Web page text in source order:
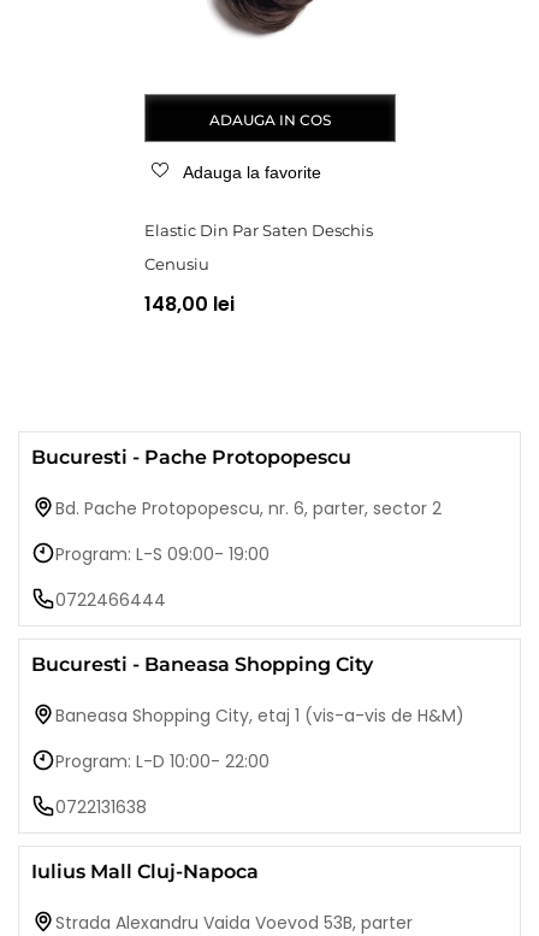
ADAUGA IN COS
Adauga la favorite
Elastic Din Par Saten Deschis
Cenusiu
148,00 lei
Bucuresti - Pache Protopopescu
Bd. Pache Protopopescu, nr. 6, parter, sector 2
Program: L-S 09:00- 19:00
0722466444
Bucuresti - Baneasa Shopping City
Baneasa Shopping City, etaj 1 (vis-a-vis de H&M)
Program: L-D 10:00- 22:00
0722131638
Iulius Mall Cluj-Napoca
Strada Alexandru Vaida Voevod 53B, parter